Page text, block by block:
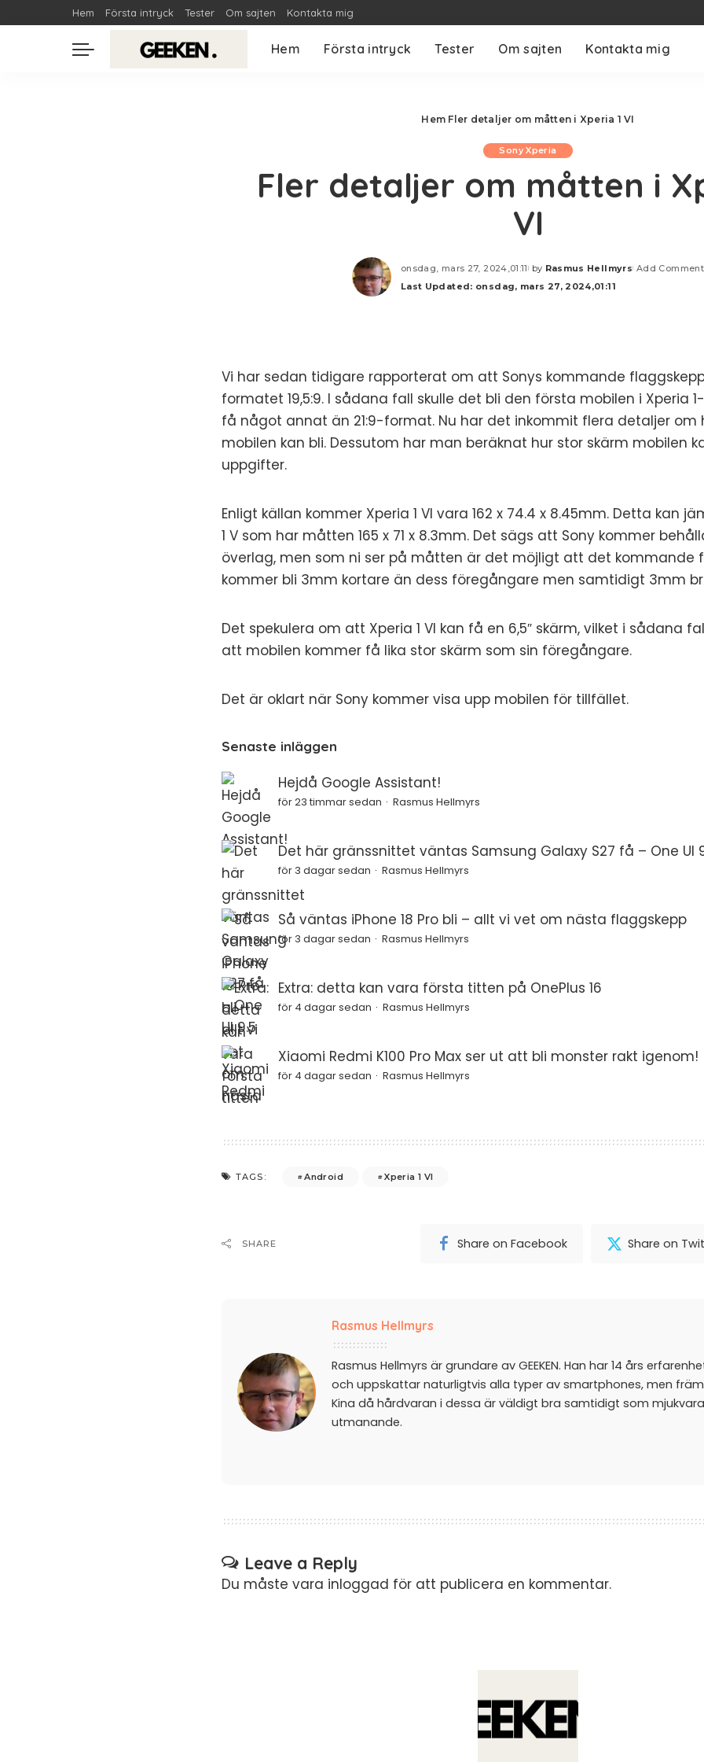
Hem Första intryck Tester Om sajten Kontakta mig
Hem Första intryck Tester Om sajten Kontakta mig
Hem Fler detaljer om måtten i Xperia 1 VI
Sony Xperia
Fler detaljer om måtten i
VI
onsdag, mars 27, 2024,01:11
Posted
by
by Rasmus Hellmyrs Add Comment
Last Updated: onsdag, mars 27, 2024,01:11
Vi har sedan tidigare rapporterat om att Sonys kommande flaggskepp
formatet 19,5:9. I sådana fall skulle det bli den första mobilen i Xperia
få något annat än 21:9-format. Nu har det inkommit flera detaljer
mobilen kan bli. Dessutom har man beräknat hur stor skärm mobilen
uppgifter.
Enligt källan kommer Xperia 1 VI vara 162 x 74.4 x 8.45mm. Detta kan
1 V som har måtten 165 x 71 x 8.3mm. Det sägs att Sony kommer
överlag, men som ni ser på måtten är det möjligt att det kommande
kommer bli 3mm kortare än dess föregångare men samtidigt 3mm
Det spekulera om att Xperia 1 VI kan få en 6,5″ skärm, vilket i sådana
att mobilen kommer få lika stor skärm som sin föregångare.
Det är oklart när Sony kommer visa upp mobilen för tillfället.
Senaste inläggen
Hejdå Google Assistant!
för 23 timmar sedan Rasmus Hellmyrs
Det här gränssnittet väntas Samsung Galaxy S27 få – One UI
för 3 dagar sedan Rasmus Hellmyrs
Så väntas iPhone 18 Pro bli – allt vi vet om nästa flaggskepp
för 3 dagar sedan Rasmus Hellmyrs
Extra: detta kan vara första titten på OnePlus 16
för 4 dagar sedan Rasmus Hellmyrs
Xiaomi Redmi K100 Pro Max ser ut att bli monster rakt igenom!
för 4 dagar sedan Rasmus Hellmyrs
TAGS: Android Xperia 1 VI
SHARE Share on Facebook Share on
Rasmus Hellmyrs
Rasmus Hellmyrs är grundare av GEEKEN. Han har 14 års
och uppskattar naturligtvis alla typer av smartphones, men
Kina då hårdvaran i dessa är väldigt bra samtidigt som
utmanande.
Leave a Reply
Du måste vara inloggad för att publicera en kommentar.